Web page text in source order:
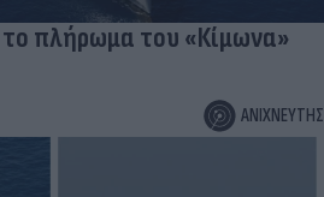
το πλήρωμα του «Κίμωνα»
ΑΝΙΧΝΕΥΤΗΣ